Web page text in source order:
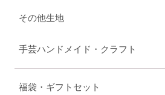
その他生地
手芸ハンドメイド・クラフト
福袋・ギフトセット